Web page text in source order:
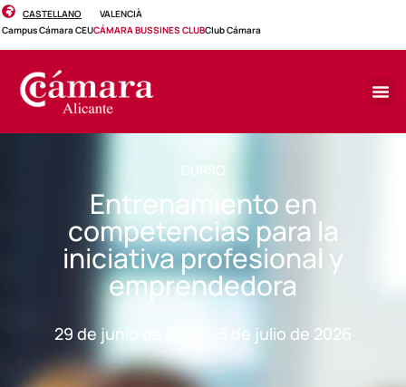
CASTELLANO
VALENCIÀ
Campus Cámara CEUCÁMARA BUSSINES CLUBClub Cámara
CURSO
Entrenamiento en
competencias para la
iniciativa profesional y
emprendedora
29 de junio de 2026 - 3 de julio de 2026